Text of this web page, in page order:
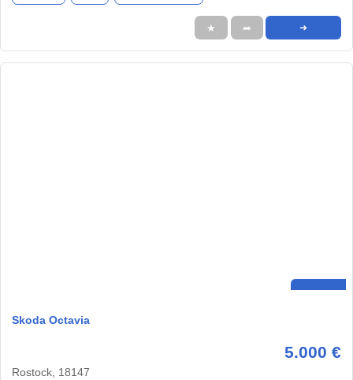
★ ➦ ➜
Skoda Octavia
5.000 €
Rostock, 18147